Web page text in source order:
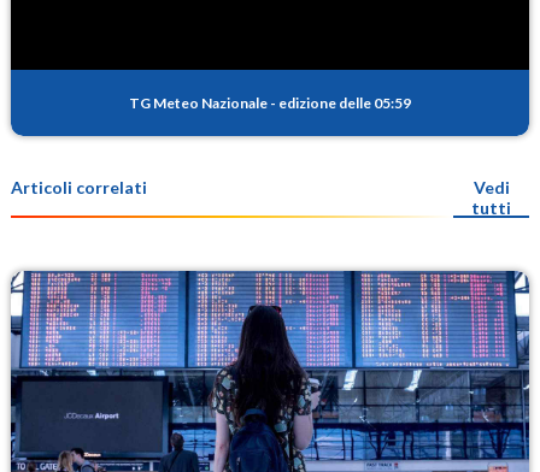
TG Meteo Nazionale - edizione delle 05:59
Articoli correlati
Vedi
tutti